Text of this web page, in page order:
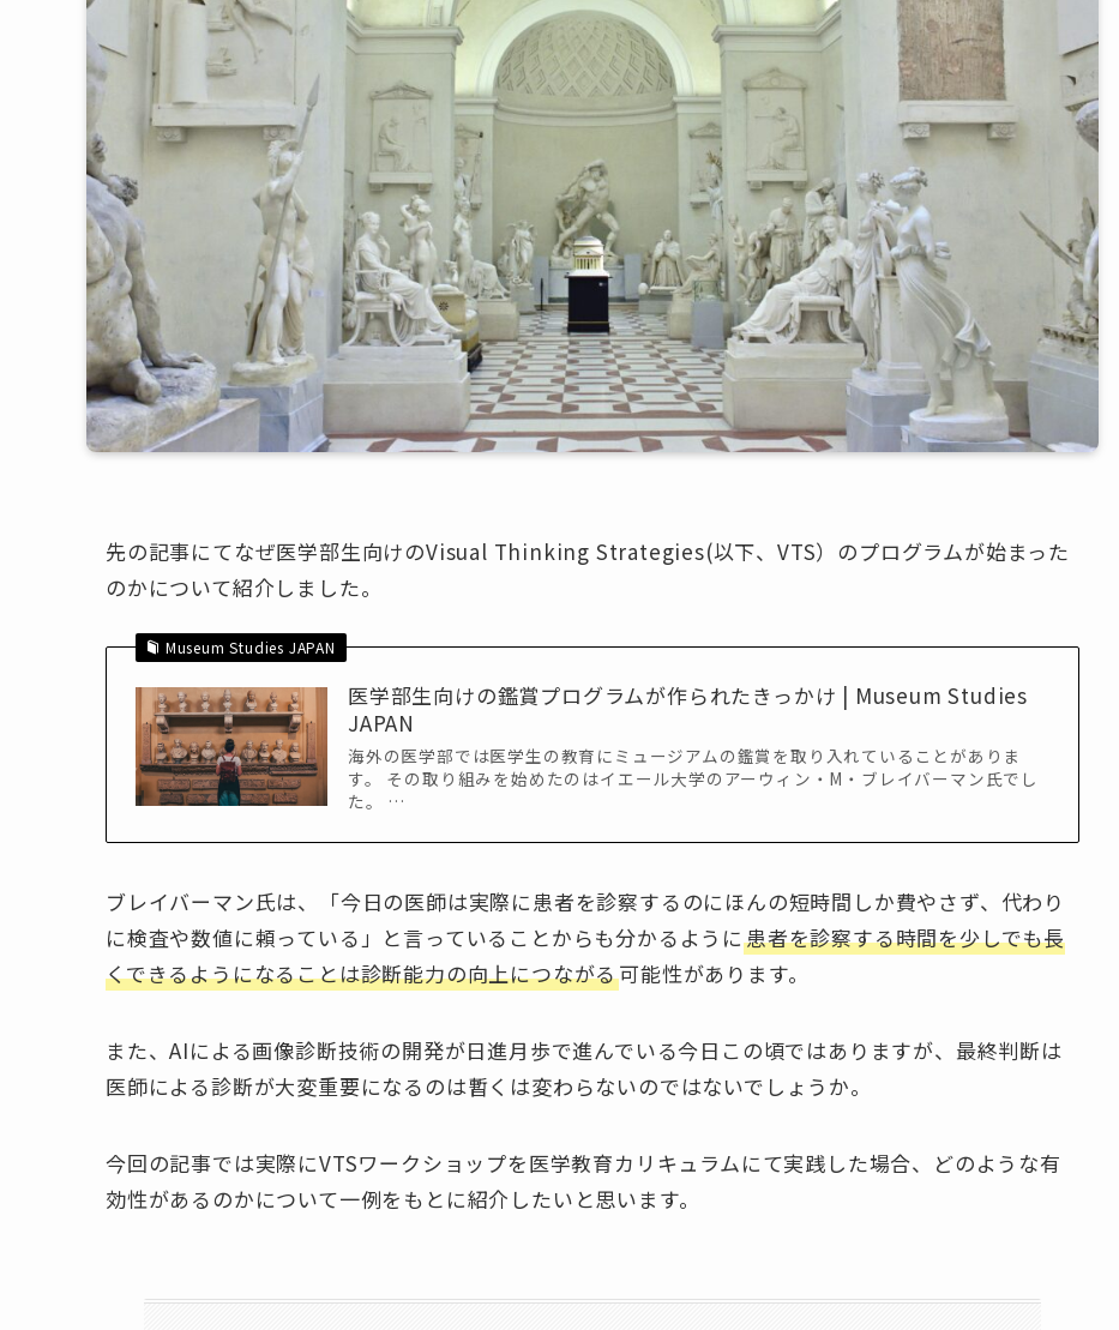
先の記事にてなぜ医学部生向けのVisual Thinking Strategies(以下、VTS）のプログラムが始まった
のかについて紹介しました。
Museum Studies JAPAN
医学部生向けの鑑賞プログラムが作られたきっかけ | Museum Studies
JAPAN
海外の医学部では医学生の教育にミュージアムの鑑賞を取り入れていることがありま
す。 その取り組みを始めたのはイエール大学のアーウィン・M・ブレイバーマン氏でし
た。 …
ブレイバーマン氏は、「今日の医師は実際に患者を診察するのにほんの短時間しか費やさず、代わり
に検査や数値に頼っている」と言っていることからも分かるように 患者を診察する時間を少しでも長
くできるようになることは診断能力の向上につながる可能性があります。
また、AIによる画像診断技術の開発が日進月歩で進んでいる今日この頃ではありますが、最終判断は
医師による診断が大変重要になるのは暫くは変わらないのではないでしょうか。
今回の記事では実際にVTSワークショップを医学教育カリキュラムにて実践した場合、どのような有
効性があるのかについて一例をもとに紹介したいと思います。